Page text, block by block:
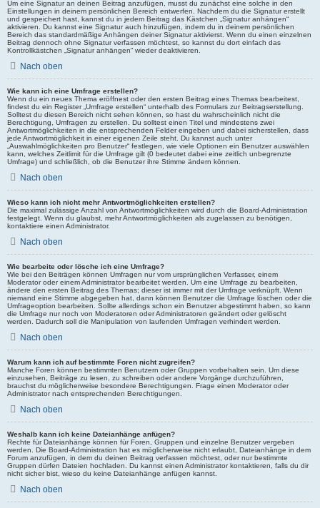
Um eine Signatur an deinen Beitrag anzufügen, musst du zunächst eine solche in den
Einstellungen in deinem persönlichen Bereich entwerfen. Nachdem du die Signatur erstellt
und gespeichert hast, kannst du in jedem Beitrag das Kästchen „Signatur anhängen“
aktivieren. Du kannst eine Signatur auch hinzufügen, indem du in deinem persönlichen
Bereich das standardmäßige Anhängen deiner Signatur aktivierst. Wenn du einen einzelnen
Beitrag dennoch ohne Signatur verfassen möchtest, so kannst du dort einfach das
Kontrollkästchen „Signatur anhängen“ wieder deaktivieren.
Nach oben
Wie kann ich eine Umfrage erstellen?
Wenn du ein neues Thema eröffnest oder den ersten Beitrag eines Themas bearbeitest,
findest du ein Register „Umfrage erstellen“ unterhalb des Formulars zur Beitragserstellung.
Solltest du diesen Bereich nicht sehen können, so hast du wahrscheinlich nicht die
Berechtigung, Umfragen zu erstellen. Du solltest einen Titel und mindestens zwei
Antwortmöglichkeiten in die entsprechenden Felder eingeben und dabei sicherstellen, dass
jede Antwortmöglichkeit in einer eigenen Zeile steht. Du kannst auch unter
„Auswahlmöglichkeiten pro Benutzer“ festlegen, wie viele Optionen ein Benutzer auswählen
kann, welches Zeitlimit für die Umfrage gilt (0 bedeutet dabei eine zeitlich unbegrenzte
Umfrage) und schließlich, ob die Benutzer ihre Stimme ändern können.
Nach oben
Wieso kann ich nicht mehr Antwortmöglichkeiten erstellen?
Die maximal zulässige Anzahl von Antwortmöglichkeiten wird durch die Board-Administration
festgelegt. Wenn du glaubst, mehr Antwortmöglichkeiten als zugelassen zu benötigen,
kontaktiere einen Administrator.
Nach oben
Wie bearbeite oder lösche ich eine Umfrage?
Wie bei den Beiträgen können Umfragen nur vom ursprünglichen Verfasser, einem
Moderator oder einem Administrator bearbeitet werden. Um eine Umfrage zu bearbeiten,
ändere den ersten Beitrag des Themas; dieser ist immer mit der Umfrage verknüpft. Wenn
niemand eine Stimme abgegeben hat, dann können Benutzer die Umfrage löschen oder die
Umfrageoption bearbeiten. Sollte allerdings schon ein Benutzer abgestimmt haben, so kann
die Umfrage nur noch von Moderatoren oder Administratoren geändert oder gelöscht
werden. Dadurch soll die Manipulation von laufenden Umfragen verhindert werden.
Nach oben
Warum kann ich auf bestimmte Foren nicht zugreifen?
Manche Foren können bestimmten Benutzern oder Gruppen vorbehalten sein. Um diese
einzusehen, Beiträge zu lesen, zu schreiben oder andere Vorgänge durchzuführen,
brauchst du möglicherweise besondere Berechtigungen. Frage einen Moderator oder
Administrator nach entsprechenden Berechtigungen.
Nach oben
Weshalb kann ich keine Dateianhänge anfügen?
Rechte für Dateianhänge können für Foren, Gruppen und einzelne Benutzer vergeben
werden. Die Board-Administration hat es möglicherweise nicht erlaubt, Dateianhänge in dem
Forum anzufügen, in dem du deinen Beitrag verfassen möchtest, oder nur bestimmte
Gruppen dürfen Dateien hochladen. Du kannst einen Administrator kontaktieren, falls du dir
nicht sicher bist, wieso du keine Dateianhänge anfügen kannst.
Nach oben